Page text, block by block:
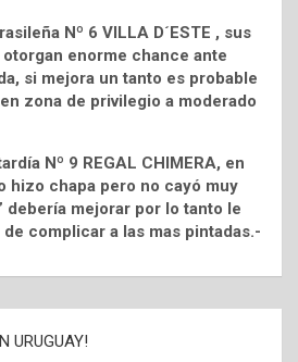
Nº 6 VILLA D´ESTE , sus
enorme chance ante
si mejora un tanto es probable
zona de privilegio a moderado
Nº 9 REGAL CHIMERA, en
hizo chapa pero no cayó muy
debería mejorar por lo tanto le
complicar a las mas pintadas.-
URUGUAY!